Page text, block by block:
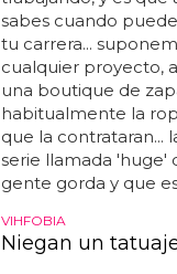
sabes cuando
tu carrera...
cualquier proyecto,
una boutique de
habitualmente la
que la contrataran...
serie llamada 'huge'
gente gorda y que
VIHFOBIA
Niegan un